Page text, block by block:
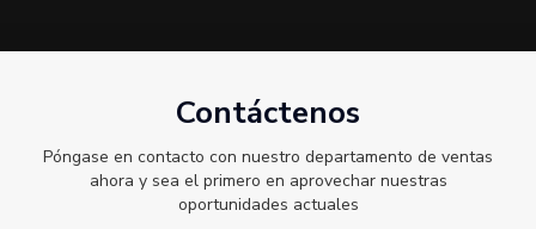
Contáctenos
Póngase en contacto con nuestro departamento de ventas
ahora y sea el primero en aprovechar nuestras
oportunidades actuales